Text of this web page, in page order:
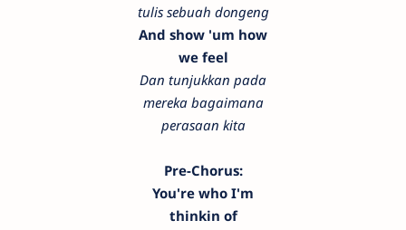
tulis sebuah dongeng
And show 'um how
we feel
Dan tunjukkan pada
mereka bagaimana
perasaan kita
Pre-Chorus:
You're who I'm
thinkin of